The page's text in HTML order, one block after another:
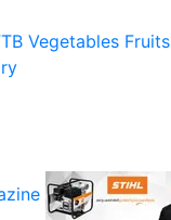
Vegetables Fruits